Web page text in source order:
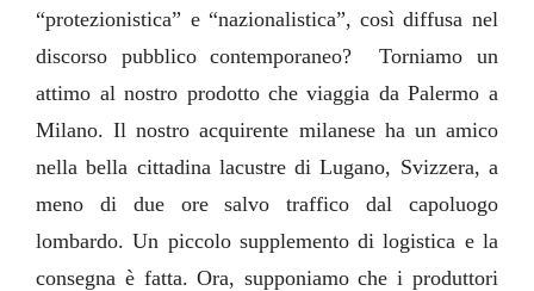
“protezionistica” e “nazionalistica”, così diffusa nel
discorso pubblico contemporaneo?Torniamo un
attimo al nostro prodotto che viaggia da Palermo a
Milano. Il nostro acquirente milanese ha un amico
nella bella cittadina lacustre di Lugano, Svizzera, a
meno di due ore salvo traffico dal capoluogo
lombardo. Un piccolo supplemento di logistica e la
consegna è fatta.Ora, supponiamo che i produttori